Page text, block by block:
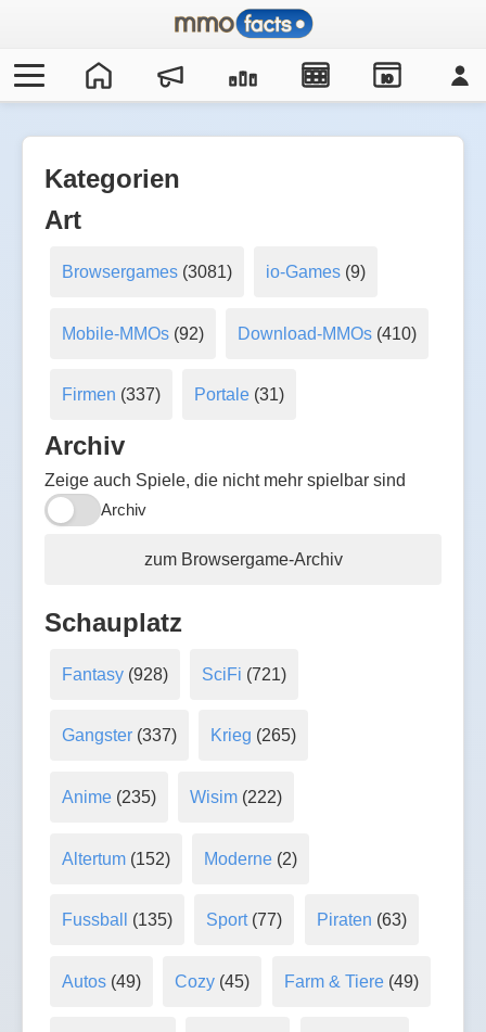
IO
Kategorien
Art
Browsergames(3081) io-Games (9)
Mobile-MMOs(92) Download-MMOs (410)
Firmen (337) Portale (31)
Archiv
Zeige auch Spiele, die nicht mehr spielbar sind
Archiv
zum Browsergame-Archiv
Schauplatz
Fantasy(928) SciFi (721)
Gangster(337) Krieg (265)
Anime(235) Wisim (222)
Altertum(152) Moderne (2)
Fussball (135) Sport(77) Piraten (63)
Autos(49) Cozy (45) Farm & Tiere(49)